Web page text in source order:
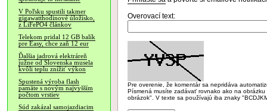
V Poľsku spustili takmer
gigawatthodinové úložisko,
z LiFePO4 článkov
Telekom pridal 12 GB balík
pre Easy, chce zaň 12 eur
Ďalšia jadrová elektráreň
južne od Slovenska musela
kvôli teplu znížiť výkon
Spustená výroba flash
pamäte s novým najvyšším
počtom vrstiev
Súd zakázal samojazdiacim
Overovací text:
Pre overenie, že komentár sa nepridáva
Písmená musíte zadávať rovnako ako na
obrázok". V texte sa používajú iba znaky